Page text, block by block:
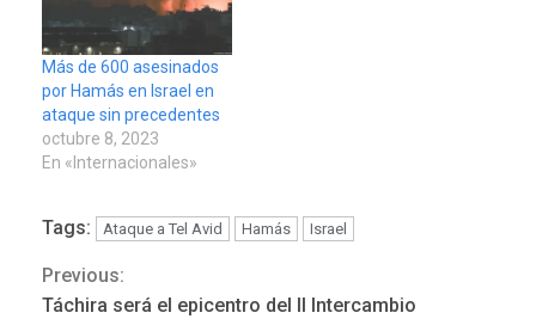
Más de 600 asesinados
por Hamás en Israel en
ataque sin precedentes
octubre 8, 2023
En «Internacionales»
Tags: Ataque a Tel Avid Hamás Israel
Continue
Previous:
Táchira será el epicentro del II Intercambio